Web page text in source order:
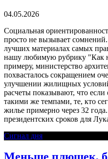
04.05.2026
Социальная
просто не вызывает
лучших материалах самых
нашу любимую рубрику "Как
примеру, министерство
похвасталось сокращением
улучшении жилищных
расчеты показывают, что если
такими же темпами, те, кто
жилье примерно через 32
президентских сроков для
Сигнал дня
Меньше плюшек,